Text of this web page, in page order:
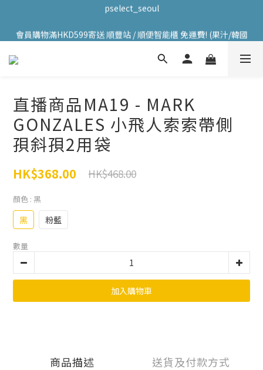
會員購物滿HKD599寄送 順豐站 / 順便智能櫃 免運費! (果汁/韓國
被/直播商品除外) | FACEBOOK: PATC遊走泡菜國
被/直播商品除外) | FACEBOOK: PATC遊走泡菜國
直播商品MA19 - MARK
GONZALES 小飛人索索帶側
孭斜孭2用袋
HK$368.00 HK$468.00
顏色 : 黑
黑 粉藍
數量
加入購物車
商品描述 送貨及付款方式